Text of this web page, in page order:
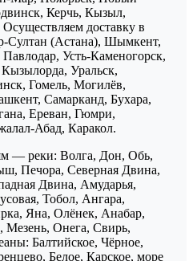
Керчь, Кызыл,
доставку в
(Астана), Шымкент,
Усть-Каменогорск,
Уральск,
Гомель, Могилёв,
Самарканд, Бухара,
Ереван, Гюмри,
Абад, Каракол.
— реки: Волга, Дон, Обь,
Печора, Северная Двина,
Двина, Амударья,
Тобол, Ангара,
Яна, Олёнек, Анабар,
Мезень, Онега, Свирь,
Балтийское, Чёрное,
Белое, Карское, море